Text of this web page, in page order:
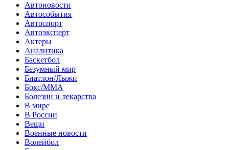
Автоновости
Автособытия
Автоспорт
Автоэксперт
Актеры
Аналитика
Баскетбол
Безумный мир
Биатлон/Лыжи
Бокс/MMA
Болезни и лекарства
В мире
В России
Вещи
Военные новости
Волейбол